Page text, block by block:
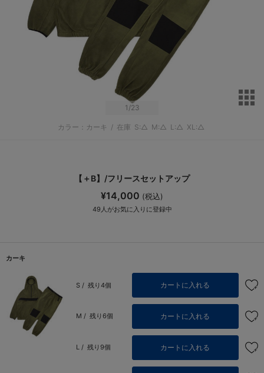
1 /23
カラー：カーキ / 在庫 S:△ M:△ L:△ XL:△
【＋B】/フリースセットアップ
¥14,000 (税込)
49 人がお気に入りに登録中
カーキ
S / 残り4個 カートに入れる
M / 残り6個 カートに入れる
L / 残り9個 カートに入れる